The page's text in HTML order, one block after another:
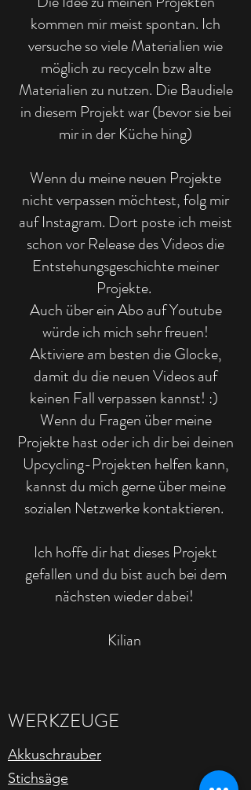
kommen mir meist spontan. Ich
versuche so viele Materialien wie
möglich zu recyceln bzw alte
Materialien zu nutzen. Die Baudiele
in diesem Projekt war (bevor sie bei
mir in der Küche hing)
Wenn du meine neuen Projekte
nicht verpassen möchtest, folg mir
auf Instagram. Dort poste ich meist
schon vor Release des Videos die
Entstehungsgeschichte meiner
Projekte.
Auch über ein Abo auf Youtube
würde ich mich sehr freuen!
Aktiviere am besten die Glocke,
damit du die neuen Videos auf
keinen Fall verpassen kannst! :)
Wenn du Fragen über meine
Projekte hast oder ich dir bei deinen
Upcycling-Projekten helfen kann,
kannst du mich gerne über meine
sozialen Netzwerke kontaktieren.
Ich hoffe dir hat dieses Projekt
gefallen und du bist auch bei dem
nächsten wieder dabei!
Kilian
WERKZEUGE
Akkuschrauber
Stichsäge